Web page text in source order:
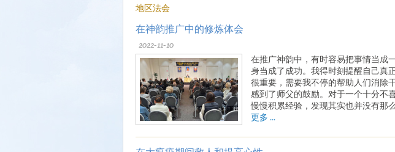
地区法会
在神韵推广中的修炼体会
2022-11-10
在推广神韵中，有时容易把事情当成
身当成了成功。我得时刻提醒自己真
很重要，需要我不停的帮助人们消除
感到了师父的鼓励。对于一个十分不
慢慢积累经验，发现其实也并没有那么
更多 ...